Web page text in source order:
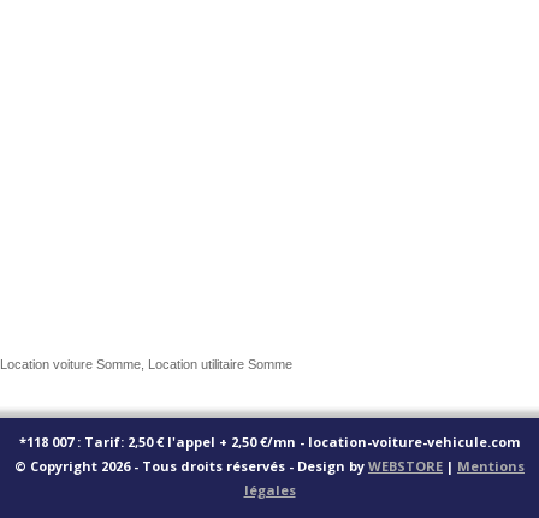
Location voiture Somme, Location utilitaire Somme
*118 007 : Tarif: 2,50 € l'appel + 2,50 €/mn - location-voiture-vehicule.com
© Copyright 2026 - Tous droits réservés - Design by WEBSTORE | Mentions
légales